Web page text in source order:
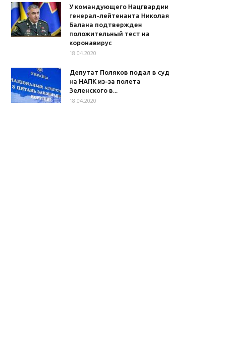
У командующего Нацгвардии
генерал-лейтенанта Николая
Балана подтвержден
положительный тест на
коронавирус
18.04.2020
Депутат Поляков подал в суд
на НАПК из-за полета
Зеленского в...
18.04.2020